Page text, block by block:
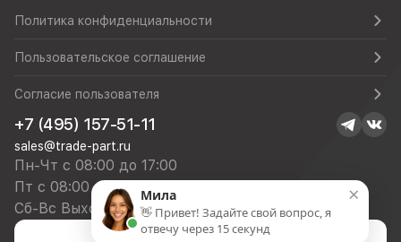
Политика конфиденциальности
Пользовательское соглашение
Согласие пользователя
+7 (495) 157-51-11
sales@trade-part.ru
Пн-Чт с 08:00 до 17:00
Пт с 08:00 до 16:00
Сб-Вс Выходной
×
Мила
👋 Привет! Задайте свой вопрос, я
отвечу через 15 секунд